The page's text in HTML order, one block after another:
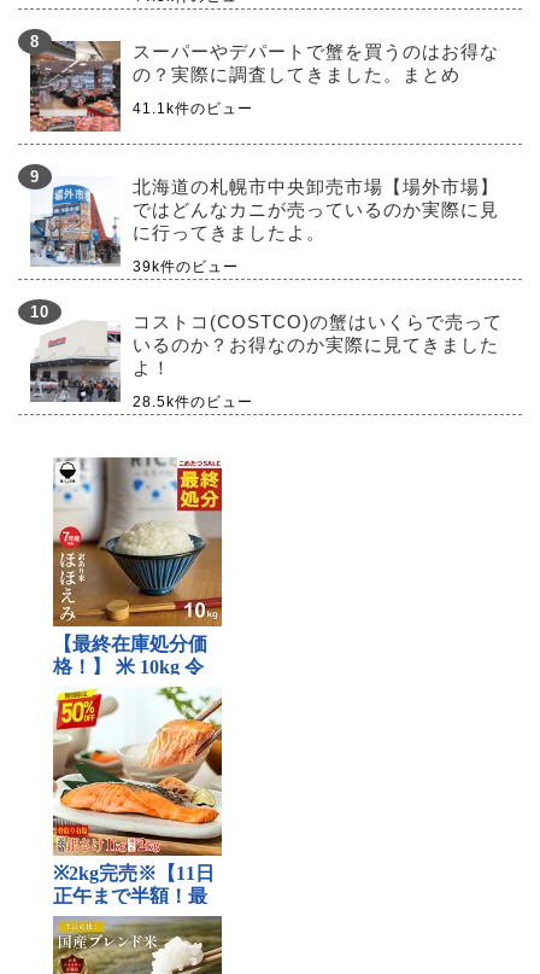
スーパーやデパートで蟹を買うのはお得な
の？実際に調査してきました。まとめ
41.1k件のビュー
北海道の札幌市中央卸売市場【場外市場】
ではどんなカニが売っているのか実際に見
に行ってきましたよ。
39k件のビュー
コストコ(COSTCO)の蟹はいくらで売って
いるのか？お得なのか実際に見てきました
よ！
28.5k件のビュー